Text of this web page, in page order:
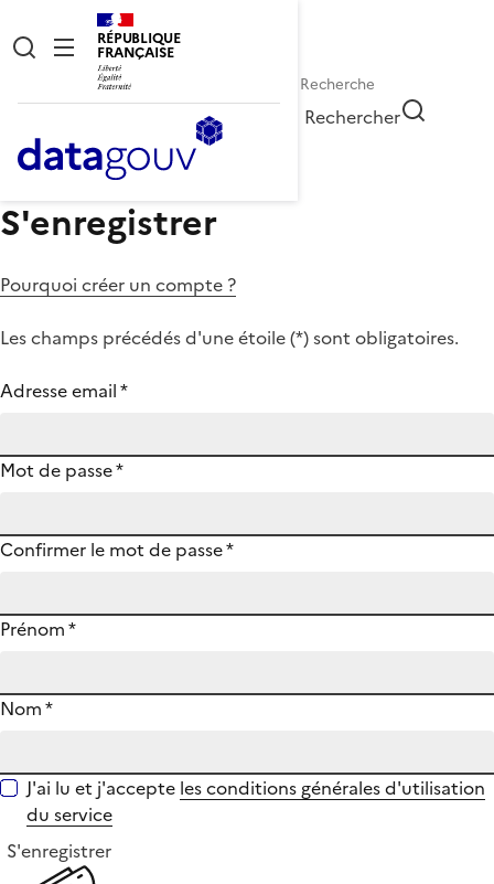
RÉPUBLIQUE
FRANÇAISE
Rechercher
S'enregistrer
Pourquoi créer un compte ?
Les champs précédés d'une étoile (*) sont obligatoires.
Adresse email*
Mot de passe*
Confirmer le mot de passe*
Prénom*
Nom*
J'ai lu et j'accepte les conditions générales d'utilisation
du service
S'enregistrer